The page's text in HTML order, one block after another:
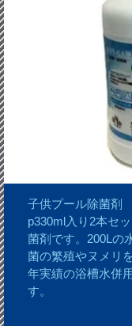
子供プール除菌剤
p330ml入り2本セ
菌剤です。200Lの
菌の繁殖やヌメリ
年実績の浴槽水併
す。